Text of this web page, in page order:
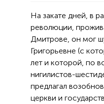
На закате дней, в
революции,
Дмитрове, он мог
Григорьевне (с
лет и которой, по
нигилистов-
предлагал
церкви и